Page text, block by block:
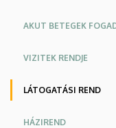
AKUT BETEGEK
VIZITEK RENDJE
LÁTOGATÁSI REND
HÁZIREND